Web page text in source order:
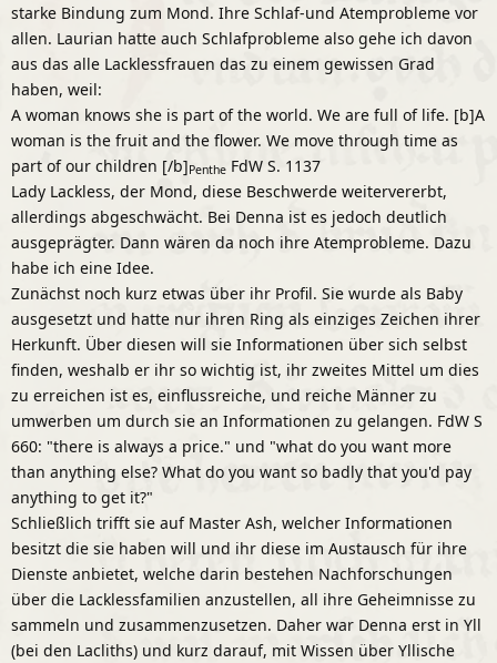
starke Bindung zum Mond. Ihre Schlaf-und Atemprobleme vor
allen. Laurian hatte auch Schlafprobleme also gehe ich davon
aus das alle Lacklessfrauen das zu einem gewissen Grad
haben, weil:
A woman knows she is part of the world. We are full of life. [b]A
woman is the fruit and the flower. We move through time as
part of our children [/b]Penthe FdW S. 1137
Lady Lackless, der Mond, diese Beschwerde weitervererbt,
allerdings abgeschwächt. Bei Denna ist es jedoch deutlich
ausgeprägter. Dann wären da noch ihre Atemprobleme. Dazu
habe ich eine Idee.
Zunächst noch kurz etwas über ihr Profil. Sie wurde als Baby
ausgesetzt und hatte nur ihren Ring als einziges Zeichen ihrer
Herkunft. Über diesen will sie Informationen über sich selbst
finden, weshalb er ihr so wichtig ist, ihr zweites Mittel um dies
zu erreichen ist es, einflussreiche, und reiche Männer zu
umwerben um durch sie an Informationen zu gelangen. FdW S
660: "there is always a price." und "what do you want more
than anything else? What do you want so badly that you'd pay
anything to get it?"
Schließlich trifft sie auf Master Ash, welcher Informationen
besitzt die sie haben will und ihr diese im Austausch für ihre
Dienste anbietet, welche darin bestehen Nachforschungen
über die Lacklessfamilien anzustellen, all ihre Geheimnisse zu
sammeln und zusammenzusetzen. Daher war Denna erst in Yll
(bei den Lacliths) und kurz darauf, mit Wissen über Yllische